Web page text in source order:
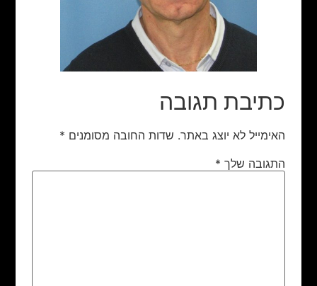
כתיבת תגובה
האימייל לא יוצג באתר. שדות החובה מסומנים *
התגובה שלך *